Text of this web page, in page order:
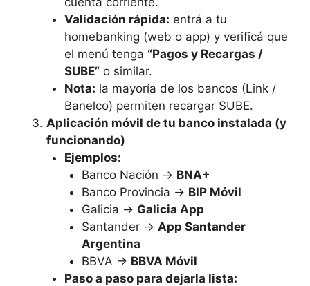
Validación rápida: entrá a tu
homebanking (web o app) y verificá que
el menú tenga “Pagos y Recargas /
SUBE”o similar.
Nota: la mayoría de los bancos (Link /
Banelco) permiten recargar SUBE.
Aplicación móvil de tu banco instalada (y
funcionando)
Ejemplos:
Banco Nación → BNA+
Banco Provincia → BIP Móvil
Galicia → Galicia App
Santander → App Santander
Argentina
BBVA → BBVA Móvil
Paso a paso para dejarla lista: